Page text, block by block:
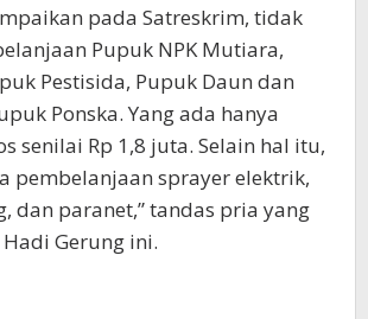
pada Satreskrim, tidak
Pupuk NPK Mutiara,
Pestisida, Pupuk Daun dan
Ponska. Yang ada hanya
senilai Rp 1,8 juta. Selain hal itu,
pembelanjaan sprayer elektrik,
dan paranet,” tandas pria yang
Gerung ini.